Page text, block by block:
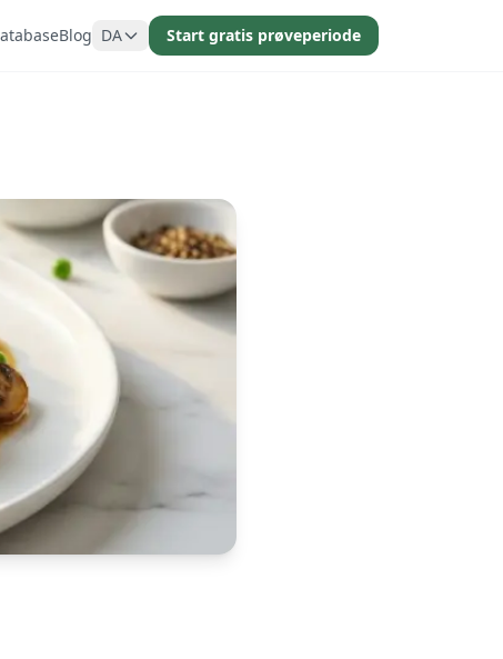
Blog DA Start gratis prøveperiode